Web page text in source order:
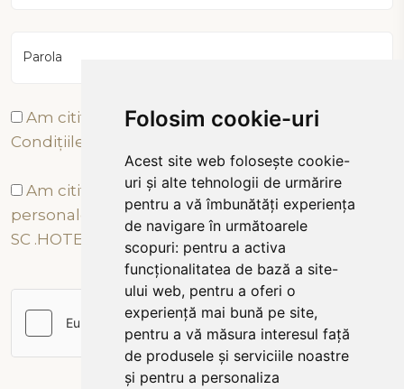
Folosim cookie-uri
Acest site web folosește cookie-
uri și alte tehnologii de urmărire
pentru a vă îmbunătăți experiența
de navigare în următoarele
scopuri: pentru a activa
funcționalitatea de bază a site-
ului web, pentru a oferi o
experiență mai bună pe site,
pentru a vă măsura interesul față
de produsele și serviciile noastre
și pentru a personaliza
Parola
Am citit și sunt de acord cu Termenii și
Condițiile
Am citit și sunt de acord cu prelucrarea datelor
personale conform Politicii de Confidențialitate a
SC .HOTEL TÂRNAVA 2000 SRL